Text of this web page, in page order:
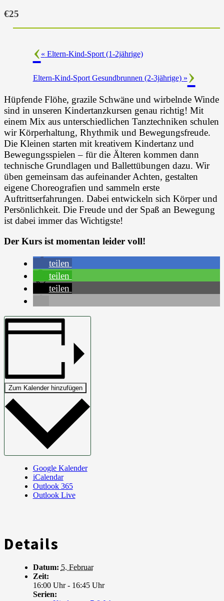
€25
« Eltern-Kind-Sport (1-2jährige)
Eltern-Kind-Sport Gesundbrunnen (2-3jährige) »
Hüpfende Flöhe, grazile Schwäne und wirbelnde Winde
sind in unseren Kindertanzkursen genau richtig! Mit
einem Mix aus unterschiedlichen Tanztechniken schulen
wir Körperhaltung, Rhythmik und Bewegungsfreude.
Die Kleinen starten mit kreativem Kindertanz und
Bewegungsspielen – für die Älteren kommen dann
technische Grundlagen und Ballettübungen dazu. Wir
üben gemeinsam das aufeinander Achten, gestalten
eigene Choreografien und sammeln erste
Auftrittserfahrungen. Dabei entwickeln sich Körper und
Persönlichkeit. Die Freude und der Spaß an Bewegung
ist dabei immer das Wichtigste!
Der Kurs ist momentan leider voll!
teilen
teilen
teilen
Zum Kalender hinzufügen
Google Kalender
iCalendar
Outlook 365
Outlook Live
Details
Datum: 5. Februar
Zeit:
16:00 Uhr - 16:45 Uhr
Serien: